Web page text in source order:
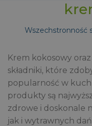
Wszechstronność
Krem kokosowy
składniki, które
popularność w
produkty są
zdrowe i doskonale
jak i wytrawnych